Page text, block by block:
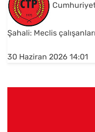
Şahali: Meclis
30 Haziran 2026 14:01